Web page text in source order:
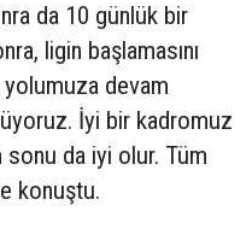
da 10 günlük bir
ligin başlamasını
yolumuza devam
İyi bir kadromuz
sonu da iyi olur. Tüm
konuştu.